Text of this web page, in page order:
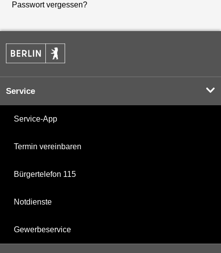
Passwort vergessen?
Service
Service-App
Termin vereinbaren
Bürgertelefon 115
Notdienste
Gewerbeservice